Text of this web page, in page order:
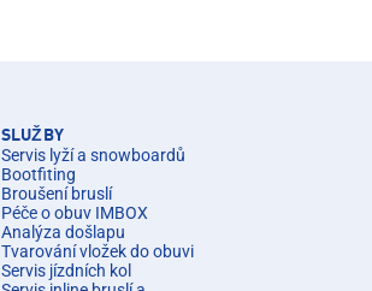
SLUŽBY
Servis lyží a snowboardů
Bootfiting
Broušení bruslí
Péče o obuv IMBOX
Analýza došlapu
Tvarování vložek do obuvi
Servis jízdních kol